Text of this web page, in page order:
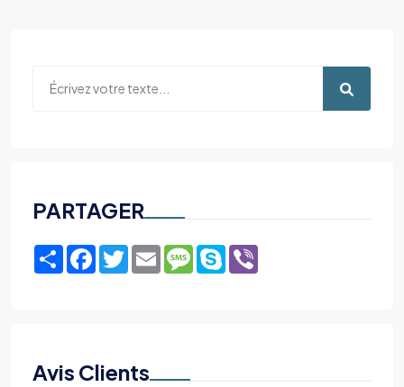
PARTAGER
ShareFacebook
TwitterEmailMessage
Skype
Avis Clients